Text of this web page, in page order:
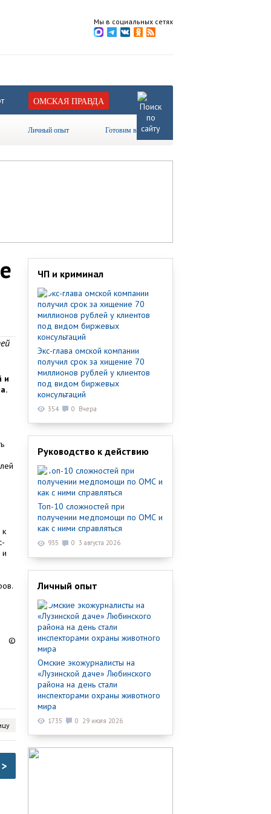
Мы в социальных сетях
ОМСКАЯ ПРАВДА
Личный опыт Готовим вместе
и
©
>
ЧП и криминал
Экс-глава омской компании
получил срок за хищение 70
миллионов рублей у клиентов
под видом биржевых
консультаций
354 0 Вчера
Руководство к действию
Топ-10 сложностей при
получении медпомощи по ОМС и
как с ними справляться
935 0 3 августа 2026
Личный опыт
Омские экожурналисты на
«Лузинской даче» Любинского
района на день стали
инспекторами охраны животного
мира
1735 0 29 июля 2026